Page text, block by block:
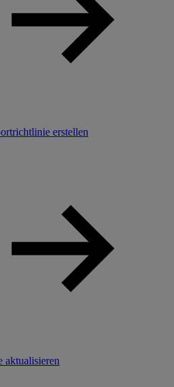
erstellen
aktualisieren